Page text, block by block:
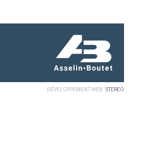
DÉVELOPPEMENT WEB :STEREO